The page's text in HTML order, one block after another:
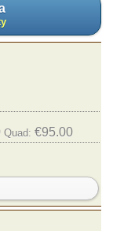
Quad: €95.00